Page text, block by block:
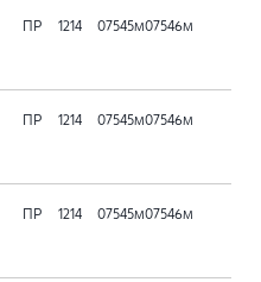
ПР 1214 07545м07546м
ПР 1214 07545м07546м
ПР 1214 07545м07546м